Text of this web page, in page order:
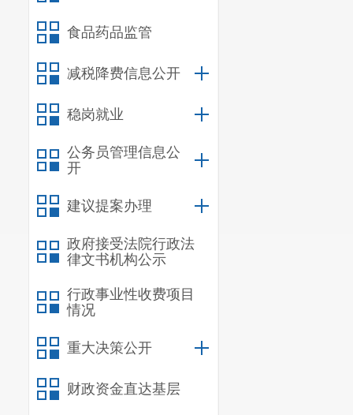
食品药品监管
减税降费信息公开
稳岗就业
公务员管理信息公
开
建议提案办理
政府接受法院行政法
律文书机构公示
行政事业性收费项目
情况
重大决策公开
财政资金直达基层